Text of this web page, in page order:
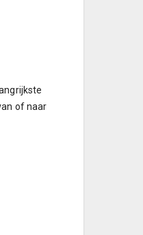
of naar